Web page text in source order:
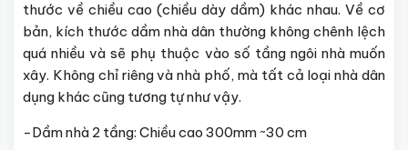
thước về chiều cao (chiều dày dầm) khác nhau. Về cơ
bản, kích thước dầm nhà dân thường không chênh lệch
quá nhiều và sẽ phụ thuộc vào số tầng ngôi nhà muốn
xây. Không chỉ riêng và nhà phố, mà tất cả loại nhà dân
dụng khác cũng tương tự như vậy.
-Dầm nhà 2 tầng: Chiều cao 300mm ~30 cm